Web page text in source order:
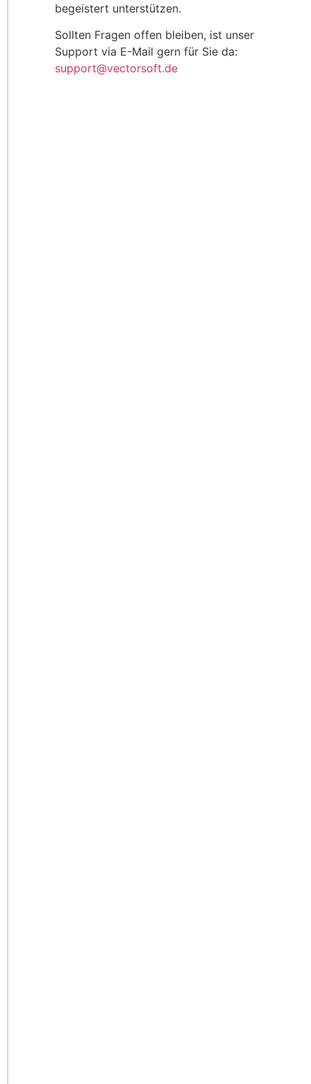
begeistert unterstützen.
Sollten Fragen offen bleiben, ist unser
Support via E-Mail gern für Sie da:
support@vectorsoft.de